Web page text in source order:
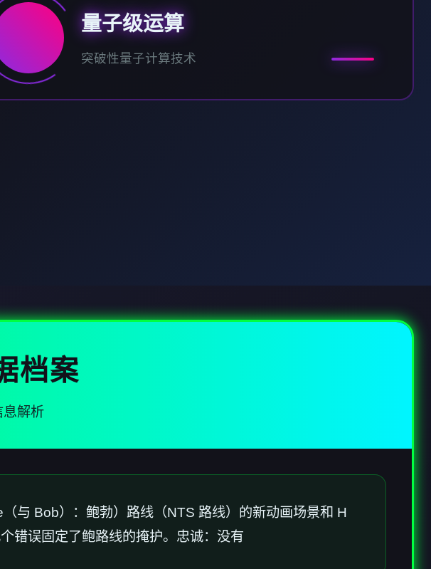
量子级运算
突破性量子计算技术
档案
息解析
与 Bob）：鲍勃）路线（NTS 路线）的新动画场景和 H
错误固定了鲍路线的掩护。忠诚：没有